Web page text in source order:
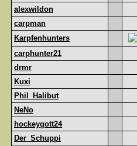
alexwildon
carpman
Karpfenhunters
carphunter21
drmr
Kuxi
Phil_Halibut
NeNo
hockeygott24
Der_Schuppi